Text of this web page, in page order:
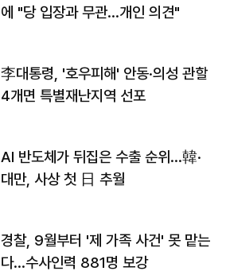
에 "당 입장과 무관…개인 의견"
李대통령, '호우피해' 안동·의성 관할
4개면 특별재난지역 선포
AI 반도체가 뒤집은 수출 순위…韓·
대만, 사상 첫 日 추월
경찰, 9월부터 '제 가족 사건' 못 맡는
다…수사인력 881명 보강